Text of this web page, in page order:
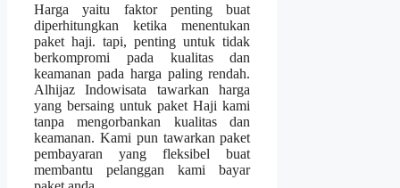
Harga yaitu faktor penting buat
diperhitungkan ketika menentukan
paket haji. tapi, penting untuk tidak
berkompromi pada kualitas dan
keamanan pada harga paling rendah.
Alhijaz Indowisata tawarkan harga
yang bersaing untuk paket Haji kami
tanpa mengorbankan kualitas dan
keamanan. Kami pun tawarkan paket
pembayaran yang fleksibel buat
membantu pelanggan kami bayar